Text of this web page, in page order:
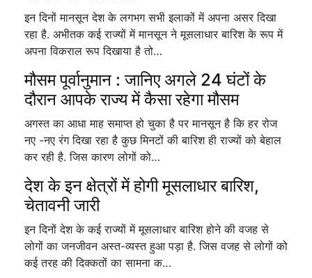
इन दिनों मानसून देश के लगभग सभी इलाकों में अपना असर दिखा
रहा है. अभीतक कई राज्यों में मानसून ने मूसलाधार बारिश के रूप में
अपना विकराल रूप दिखाया है तो…
मौसम पूर्वानुमान : जानिए अगले 24 घंटों के
दौरान आपके राज्य में कैसा रहेगा मौसम
अगस्त का आधा माह समाप्त हो चुका है पर मानसून है कि हर रोज
नए -नए रंग दिखा रहा है कुछ मिनटों की बारिश ही राज्यों को बेहाल
कर रही है. जिस कारण लोगों को…
देश के इन क्षेत्रों में होगी मूसलाधार बारिश,
चेतावनी जारी
इन दिनों देश के कई राज्यों में मूसलाधार बारिश होने की वजह से
लोगों का जनजीवन अस्त-व्यस्त हुआ पड़ा है. जिस वजह से लोगों को
कई तरह की दिक्कतों का सामना क…